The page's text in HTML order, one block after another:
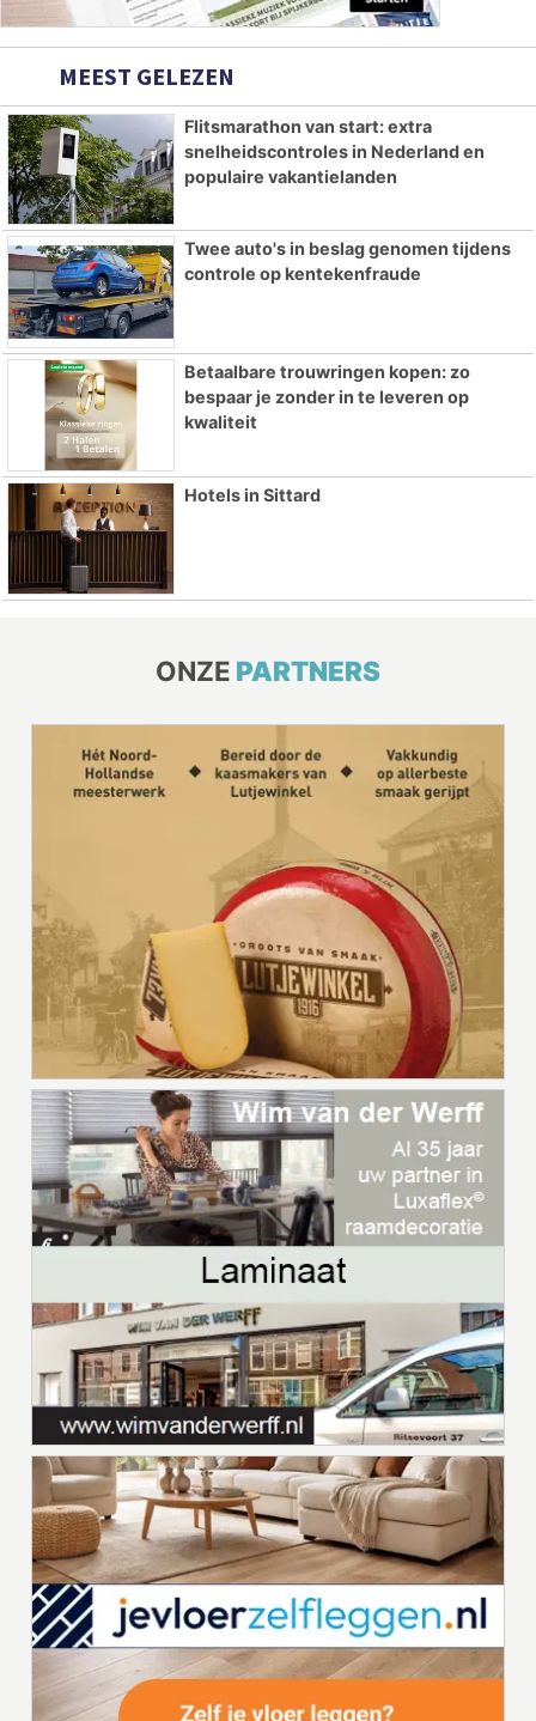
MEEST GELEZEN
Flitsmarathon van start: extra
snelheidscontroles in Nederland en
populaire vakantielanden
Twee auto's in beslag genomen tijdens
controle op kentekenfraude
Betaalbare trouwringen kopen: zo
bespaar je zonder in te leveren op
kwaliteit
Hotels in Sittard
ONZE PARTNERS